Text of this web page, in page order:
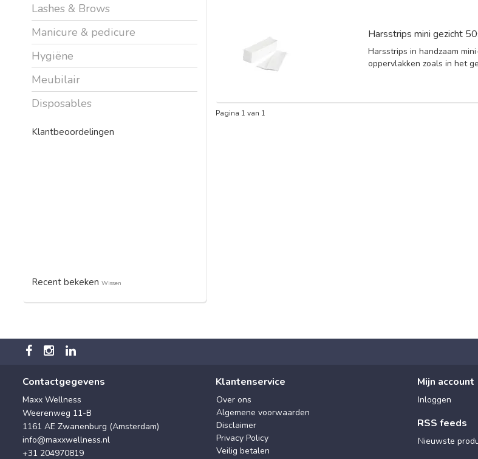
Lashes & Brows
Manicure & pedicure
Hygiëne
Meubilair
Disposables
Klantbeoordelingen
Recent bekeken Wissen
Harsstrips mini gezicht
Harsstrips in handzaam
oppervlakken zoals in het
Pagina 1 van 1
Contactgegevens
Maxx Wellness
Weerenweg 11-B
1161 AE Zwanenburg (Amsterdam)
info@maxxwellness.nl
+31 204970819
Klantenservice
Over ons
Algemene voorwaarden
Disclaimer
Privacy Policy
Veilig betalen
Mijn account
Inloggen
RSS feeds
Nieuwste